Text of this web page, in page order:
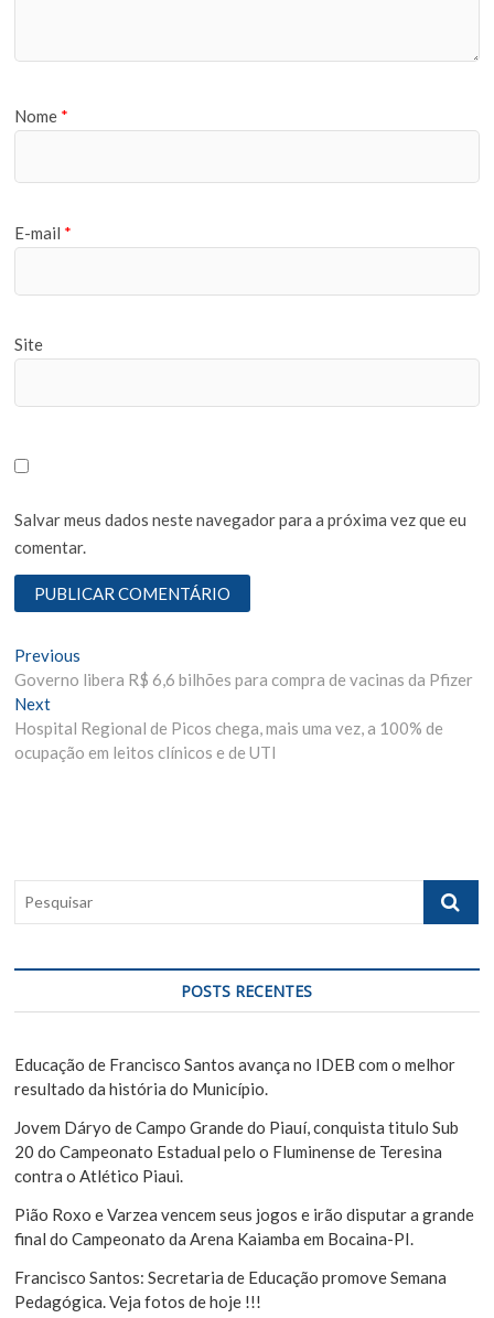
Nome *
E-mail *
Site
Salvar meus dados neste navegador para a próxima vez que eu
comentar.
N
a
v
e
ç
ã
d
e
P
o
s
t
Previous
r
v
i
s
t
Governo libera R$ 6,6 bilhões para compra de vacinas da Pfizer
Next
e
x
:
Hospital Regional de Picos chega, mais uma vez, a 100% de
ocupação em leitos clínicos e de UTI
q
i
a
POSTS RECENTES
Educação de Francisco Santos avança no IDEB com o melhor
resultado da história do Município.
Jovem Dáryo de Campo Grande do Piauí, conquista titulo Sub
20 do Campeonato Estadual pelo o Fluminense de Teresina
contra o Atlético Piaui.
Pião Roxo e Varzea vencem seus jogos e irão disputar a grande
final do Campeonato da Arena Kaiamba em Bocaina-PI.
Francisco Santos: Secretaria de Educação promove Semana
Pedagógica. Veja fotos de hoje !!!